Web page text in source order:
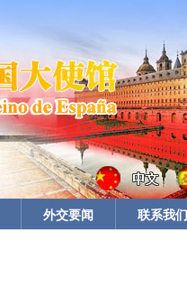
外交要闻 联系我们